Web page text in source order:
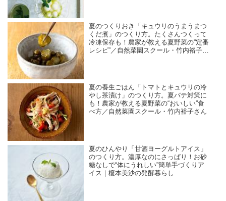
夏のつくりおき「キュウリのうまうまつ
くだ煮」のつくり方。たくさんつくって
冷凍保存も！農家が教える夏野菜の“定番
レシピ”／自然菜園スクール・竹内裕子さ
夏の養生ごはん「トマトとキュウリの冷
やし茶漬け」のつくり方。夏バテ対策に
も！農家が教える夏野菜の“おいしい”食
べ方／自然菜園スクール・竹内裕子さん
夏のひんやり「甘酒ヨーグルトアイス」
のつくり方。濃厚なのにさっぱり！お砂
糖なしで“体にうれしい”簡単手づくりア
イス｜榎本美沙の発酵暮らし